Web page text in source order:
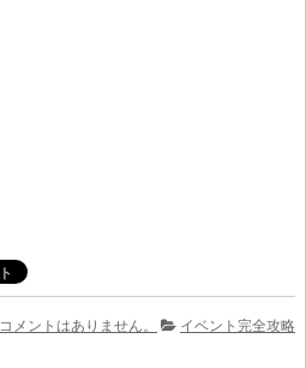
コメントはありません。 イベント完全攻略